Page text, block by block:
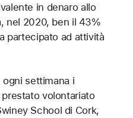
in denaro allo
nel 2020, ben il 43%
partecipato ad attività
settimana i
volontariato
School di Cork,